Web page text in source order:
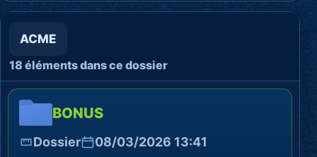
ACME
18 éléments dans ce dossier
BONUS
Dossier 08/03/2026 13:41